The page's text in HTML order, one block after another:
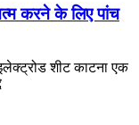
करने के लिए पांच
शीट काटना एक